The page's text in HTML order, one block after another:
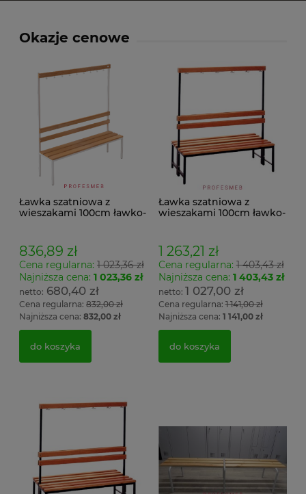
Okazje cenowe
Ławka szatniowa z
wieszakami 100cm ławko-
836,89 zł
Cena regularna: 1 023,36 zł
Najniższa cena: 1 023,36 zł
680,40 zł
Cena regularna: 832,00 zł
Najniższa cena: 832,00 zł
do koszyka
Ławka szatniowa z
wieszakami 100cm ławko-
1 263,21 zł
Cena regularna:1 403,43 zł
Najniższa cena: 1 403,43 zł
1 027,00 zł
Cena regularna:1 141,00 zł
Najniższa cena: 1 141,00 zł
do koszyka